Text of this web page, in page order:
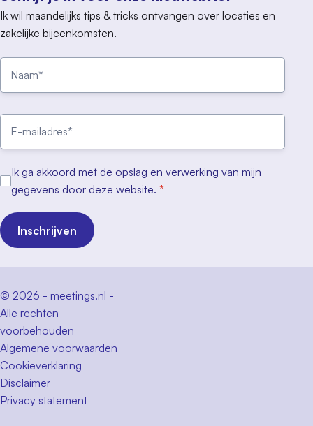
Ik wil maandelijks tips & tricks ontvangen over locaties en
zakelijke bijeenkomsten.
Ik ga akkoord met de opslag en verwerking van mijn
gegevens door deze website. *
Inschrijven
© 2026 - meetings.nl -
Alle rechten
voorbehouden
Algemene voorwaarden
Cookieverklaring
Disclaimer
Privacy statement